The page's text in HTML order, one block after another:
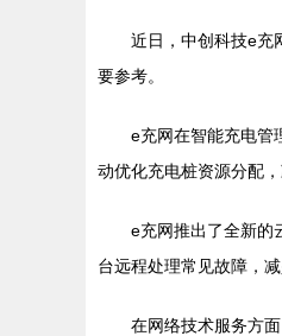
近日，中创科技e充
要参考。
e充网在智能充电管
动优化充电桩资源分配
e充网推出了全新的
台远程处理常见故障，
在网络技术服务方